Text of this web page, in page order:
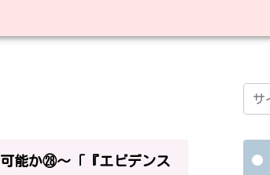
能か㉘～「『エビデンス